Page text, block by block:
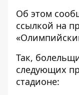
Об этом
ссылкой на
Так,
следующих
стадионе: